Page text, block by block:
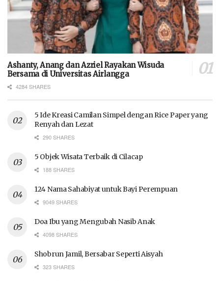
Ashanty, Anang dan Azriel Rayakan Wisuda
Bersama di Universitas Airlangga
4284 SHARES
5 Ide Kreasi Camilan Simpel dengan Rice Paper yang
Renyah dan Lezat
290 SHARES
5 Objek Wisata Terbaik di Cilacap
188 SHARES
124 Nama Sahabiyat untuk Bayi Perempuan
9049 SHARES
Doa Ibu yang Mengubah Nasib Anak
4098 SHARES
Shobrun Jamil, Bersabar Seperti Aisyah
323 SHARES